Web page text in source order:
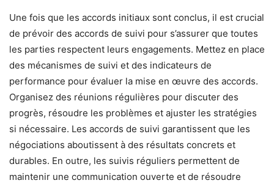
Une fois que les accords initiaux sont conclus, il est crucial
de prévoir des accords de suivi pour s’assurer que toutes
les parties respectent leurs engagements. Mettez en place
des mécanismes de suivi et des indicateurs de
performance pour évaluer la mise en œuvre des accords.
Organisez des réunions régulières pour discuter des
progrès, résoudre les problèmes et ajuster les stratégies
si nécessaire. Les accords de suivi garantissent que les
négociations aboutissent à des résultats concrets et
durables. En outre, les suivis réguliers permettent de
maintenir une communication ouverte et de résoudre